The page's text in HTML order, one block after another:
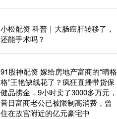
小松配资 科普｜大肠癌肝转移了，
还能手术吗？
91股神配资 嫁给房地产富商的“晴格
格”王艳缺线花了？疯狂直播带货保
健品捞金，9小时卖了3000多万元，
昔日富商老公已被限制高消费，曾
住在故宫附近的亿元豪宅中